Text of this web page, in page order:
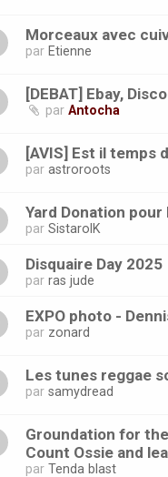
Morceaux avec
par Etienne
[DEBAT] Ebay,
parAntocha
[AVIS] Est il temps
parastroroots
Yard Donation
parSistarolK
Disquaire Day 2025
parras jude
EXPO photo -
par zonard
Les tunes reggae
parsamydread
Groundation for
Count Ossie and
parTenda blast